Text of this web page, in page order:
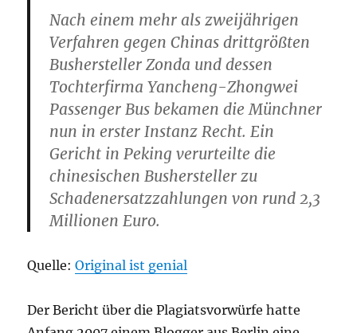
Nach einem mehr als zweijährigen
Verfahren gegen Chinas drittgrößten
Bushersteller Zonda und dessen
Tochterfirma Yancheng-Zhongwei
Passenger Bus bekamen die Münchner
nun in erster Instanz Recht. Ein
Gericht in Peking verurteilte die
chinesischen Bushersteller zu
Schadenersatzzahlungen von rund 2,3
Millionen Euro.
Quelle:Original ist genial
Der Bericht über die Plagiatsvorwürfe hatte